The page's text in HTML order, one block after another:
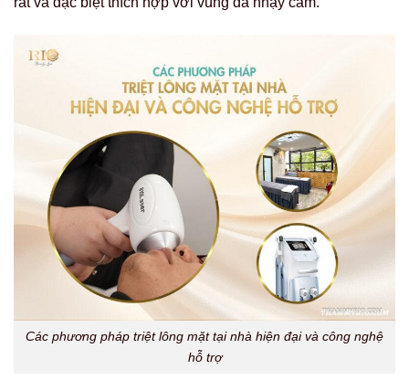
Các phương pháp triệt lông mặt tại nhà hiện đại và công nghệ
hỗ trợ